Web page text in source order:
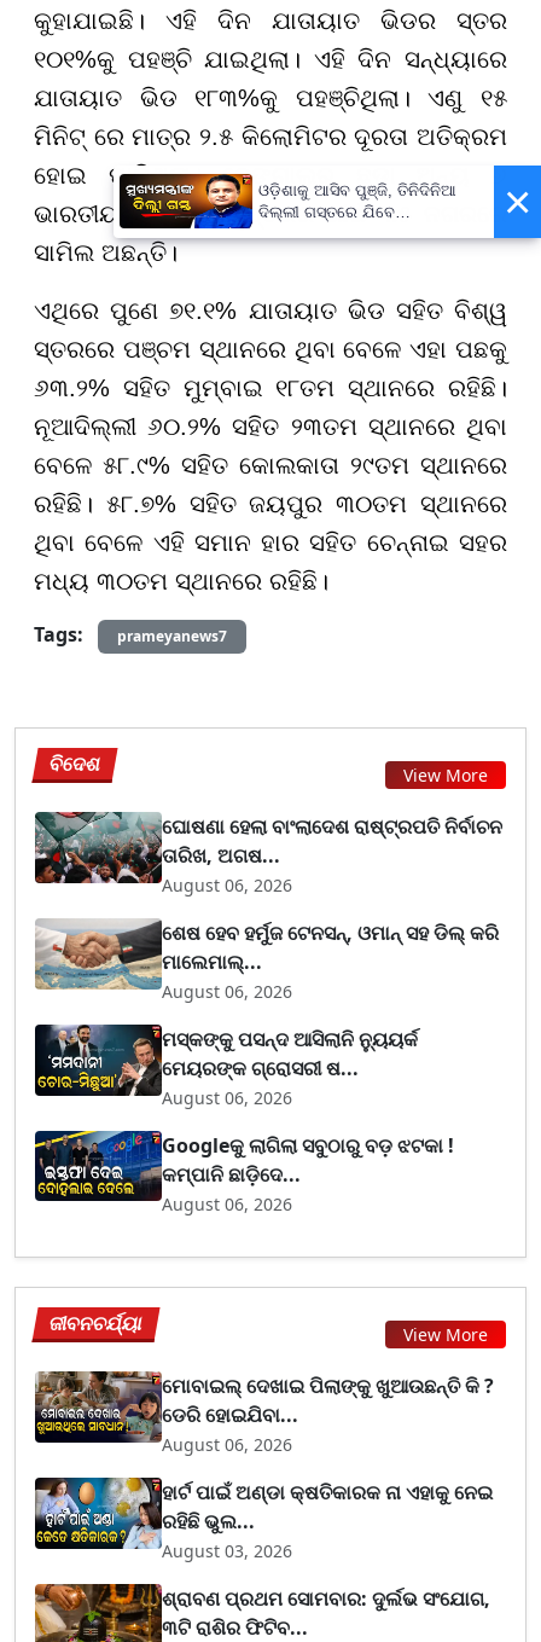
କୁହାଯାଇଛି। ଏହି ଦିନ ଯାତାୟାତ ଭିଡର ସ୍ତର
୧୦୧%କୁ ପହଞ୍ଚି ଯାଇଥିଲା। ଏହି ଦିନ ସନ୍ଧ୍ୟାରେ
ଯାତାୟାତ ଭିଡ ୧୮୩%କୁ ପହଞ୍ଚିଥିଲା। ଏଣୁ ୧୫
ମିନିଟ୍ ରେ ମାତ୍ର ୨.୫ କିଲୋମିଟର ଦୂରତା ଅତିକ୍ରମ
ହୋଇ ପାରିଥିଲା। ବେଙ୍ଗାଲୁରୁ ଛଡା ଅନ୍ୟ ୬
ଭାରତୀୟ ସହର ବିଶ୍ୱସ୍ତରର ଶୀର୍ଷ ୩୫ ନଗରରେ
ସାମିଲ ଅଛନ୍ତି।
ଏଥିରେ ପୁଣେ ୭୧.୧% ଯାତାୟାତ ଭିଡ ସହିତ ବିଶ୍ୱ
ସ୍ତରରେ ପଞ୍ଚମ ସ୍ଥାନରେ ଥିବା ବେଳେ ଏହା ପଛକୁ
୬୩.୨% ସହିତ ମୁମ୍ବାଇ ୧୮ତମ ସ୍ଥାନରେ ରହିଛି।
ନୂଆଦିଲ୍ଲୀ ୬୦.୨% ସହିତ ୨୩ତମ ସ୍ଥାନରେ ଥିବା
ବେଳେ ୫୮.୯% ସହିତ କୋଲକାତା ୨୯ତମ ସ୍ଥାନରେ
ରହିଛି। ୫୮.୭% ସହିତ ଜୟପୁର ୩୦ତମ ସ୍ଥାନରେ
ଥିବା ବେଳେ ଏହି ସମାନ ହାର ସହିତ ଚେନ୍ନାଇ ସହର
ମଧ୍ୟ ୩୦ତମ ସ୍ଥାନରେ ରହିଛି।
Tags:
prameyanews7
ବିଦେଶ View More
ଘୋଷଣା ହେଲା ବାଂଲାଦେଶ ରାଷ୍ଟ୍ରପତି ନିର୍ବାଚନ
ତାରିଖ, ଅଗଷ...
August 06, 2026
ଶେଷ ହେବ ହର୍ମୁଜ ଟେନସନ୍, ଓମାନ୍ ସହ ଡିଲ୍ କରି
ମାଲେମାଲ୍...
August 06, 2026
ମସ୍କଙ୍କୁ ପସନ୍ଦ ଆସିଲାନି ନ୍ୟୁୟର୍କ
ମେୟରଙ୍କ ଗ୍ରୋସରୀ ଷ...
August 06, 2026
Googleକୁ ଲାଗିଲା ସବୁଠାରୁ ବଡ଼ ଝଟକା !
କମ୍ପାନି ଛାଡ଼ିଦେ...
August 06, 2026
ଜୀବନଚର୍ଯ୍ୟା View More
ମୋବାଇଲ୍ ଦେଖାଇ ପିଲାଙ୍କୁ ଖୁଆଉଛନ୍ତି କି ?
ଡେରି ହୋଇଯିବା...
August 06, 2026
ହାର୍ଟ ପାଇଁ ଅଣ୍ଡା କ୍ଷତିକାରକ ନା ଏହାକୁ ନେଇ
ରହିଛି ଭୁଲ...
August 03, 2026
ଶ୍ରାବଣ ପ୍ରଥମ ସୋମବାର: ଦୁର୍ଲଭ ସଂଯୋଗ,
୩ଟି ରାଶିର ଫିଟିବ...
×
ଓଡ଼ିଶାକୁ ଆସିବ ପୁଞ୍ଜି, ତିନିଦିନିଆ
ଦିଲ୍ଲୀ ଗସ୍ତରେ ଯିବେ